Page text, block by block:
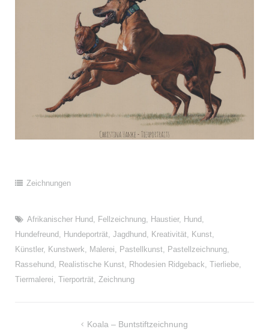
Zeichnungen
Afrikanischer Hund, Fellzeichnung, Haustier, Hund,
Hundefreund, Hundeporträt, Jagdhund, Kreativität, Kunst,
Künstler, Kunstwerk Malerei Pastellkunst, Pastellzeichnung,
Rassehund, Realistische Kunst, Rhodesien Ridgeback Tierliebe,
Tiermalerei Tierporträt, Zeichnung
BeitragsnavigationKoala – Buntstiftzeichnung